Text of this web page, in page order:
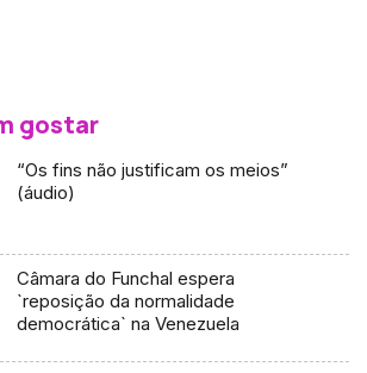
gostar
“Os fins não justificam os meios”
(áudio)
Câmara do Funchal espera
`reposição da normalidade
democrática` na Venezuela